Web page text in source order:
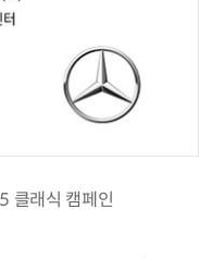
클래식 캠페인